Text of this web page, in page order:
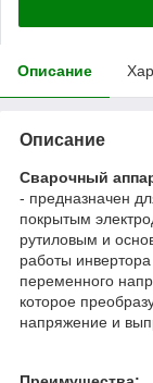
Описание
Описание
Сварочный
- предназначен
покрытым
рутиловым и
работы
переменного
которое
напряжение и